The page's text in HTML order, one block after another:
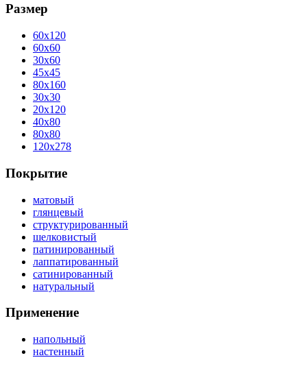
Размер
60x120
60x60
30x60
45x45
80x160
30x30
20x120
40x80
80x80
120x278
Покрытие
матовый
глянцевый
структурированный
шелковистый
патинированный
лаппатированный
сатинированный
натуральный
Применение
напольный
настенный